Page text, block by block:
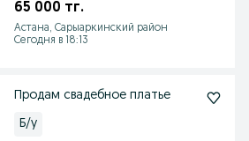
65 000 тг.
Астана, Сарыаркинский район
Сегодня в 18:13
Продам свадебное платье
Б/у